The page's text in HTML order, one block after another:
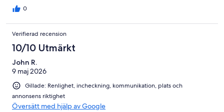
0
Verifierad recension
10/10 Utmärkt
John R.
9 maj 2026
Gillade: Renlighet, incheckning, kommunikation, plats och
annonsens riktighet
Översätt med hjälp av Google